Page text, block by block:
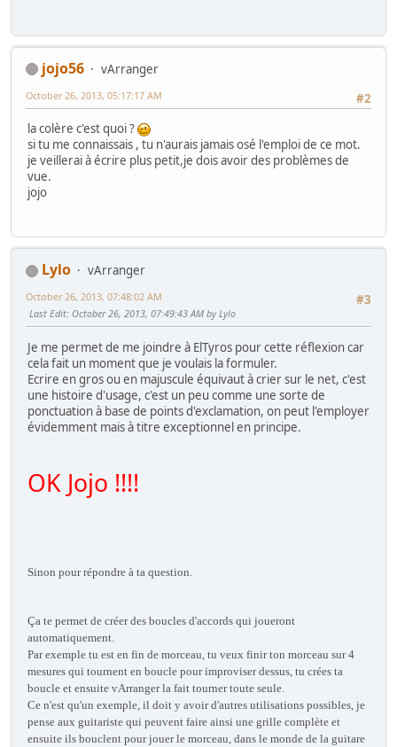
jojo56
vArranger
#2
October 26, 2013, 05:17:17 AM
la colère c'est quoi ?
si tu me connaissais , tu n'aurais jamais osé l'emploi de ce mot.
je veillerai à écrire plus petit,je dois avoir des problèmes de
vue.
jojo
Lylo
vArranger
#3
October 26, 2013, 07:48:02 AM
Last Edit: October 26, 2013, 07:49:43 AM by Lylo
Je me permet de me joindre à ElTyros pour cette réflexion car
cela fait un moment que je voulais la formuler.
Ecrire en gros ou en majuscule équivaut à crier sur le net, c'est
une histoire d'usage, c'est un peu comme une sorte de
ponctuation à base de points d'exclamation, on peut l'employer
évidemment mais à titre exceptionnel en principe.
OK Jojo !!!!
Sinon pour répondre à ta question.
Ça te permet de créer des boucles d'accords qui joueront
automatiquement.
Par exemple tu est en fin de morceau, tu veux finir ton morceau sur 4
mesures qui tournent en boucle pour improviser dessus, tu crées ta
boucle et ensuite vArranger la fait tourner toute seule.
Ce n'est qu'un exemple, il doit y avoir d'autres utilisations possibles, je
pense aux guitariste qui peuvent faire ainsi une grille complète et
ensuite ils bouclent pour jouer le morceau, dans le monde de la guitare